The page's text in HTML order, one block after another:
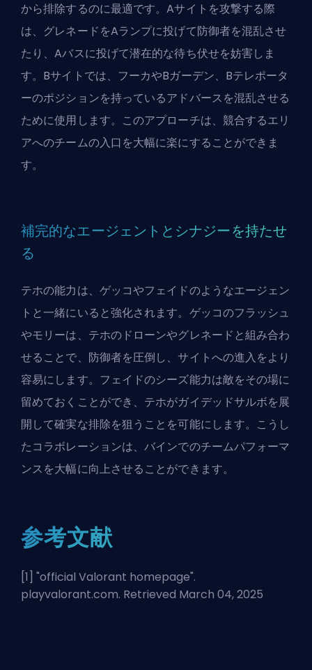
から排除するのに最適です。Aサイトを攻撃する際
は、グレネードをAランプに投げて防御者を混乱させ
たり、Aバスに投げて潜在的な待ち伏せを妨害しま
す。Bサイトでは、フーカやBガーデン、Bテレポータ
ーのポジションを持っているアドバースを混乱させる
ために使用します。このアプローチは、競合するエリ
アへのチームの入口を大幅に楽にすることができま
す。
補完的なエージェントとシナジーを持たせ
る
テホの能力は、ゲッコやフェイドのようなエージェン
トと一緒にいると強化されます。ゲッコのフラッシュ
やモリーは、テホのドローンやグレネードと組み合わ
せることで、防御者を圧倒し、サイトへの進入をより
容易にします。フェイドのシーズ能力は敵をその場に
留めておくことができ、テホがガイデッドサルボを展
開して確実な排除を狙うことを可能にします。こうし
たコラボレーションは、バインでのチームパフォーマ
ンスを大幅に向上させることができます。
参考文献
[1] "official Valorant homepage".
playvalorant.com. Retrieved March 04, 2025